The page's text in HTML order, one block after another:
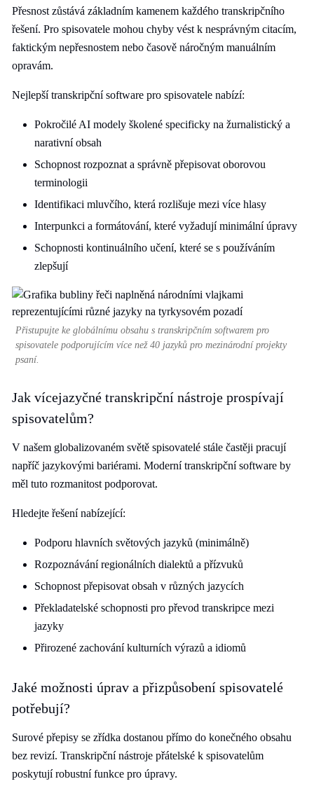
Přesnost zůstává základním kamenem každého transkripčního
řešení. Pro spisovatele mohou chyby vést k nesprávným citacím,
faktickým nepřesnostem nebo časově náročným manuálním
opravám.
Nejlepší transkripční software pro spisovatele nabízí:
Pokročilé AI modely školené specificky na žurnalistický a
narativní obsah
Schopnost rozpoznat a správně přepisovat oborovou
terminologii
Identifikaci mluvčího, která rozlišuje mezi více hlasy
Interpunkci a formátování, které vyžadují minimální úpravy
Schopnosti kontinuálního učení, které se s používáním
zlepšují
Přistupujte ke globálnímu obsahu s transkripčním softwarem pro
spisovatele podporujícím více než 40 jazyků pro mezinárodní projekty
psaní.
Jak vícejazyčné transkripční nástroje prospívají
spisovatelům?
V našem globalizovaném světě spisovatelé stále častěji pracují
napříč jazykovými bariérami. Moderní transkripční software by
měl tuto rozmanitost podporovat.
Hledejte řešení nabízející:
Podporu hlavních světových jazyků (minimálně)
Rozpoznávání regionálních dialektů a přízvuků
Schopnost přepisovat obsah v různých jazycích
Překladatelské schopnosti pro převod transkripce mezi
jazyky
Přirozené zachování kulturních výrazů a idiomů
Jaké možnosti úprav a přizpůsobení spisovatelé
potřebují?
Surové přepisy se zřídka dostanou přímo do konečného obsahu
bez revizí. Transkripční nástroje přátelské k spisovatelům
poskytují robustní funkce pro úpravy.